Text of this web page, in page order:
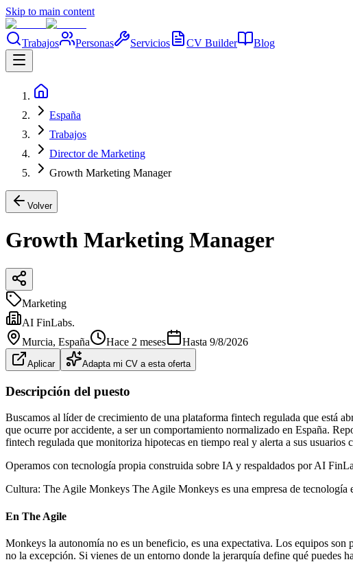
Skip to main content
Trabajos Personas Servicios CV Builder Blog
España
Trabajos
Director de Marketing
Growth Marketing Manager
Volver
Growth Marketing Manager
Marketing
AI FinLabs.
Murcia, España Hace 2 meses Hasta 9/8/2026
Aplicar Adapta mi CV a esta oferta
Descripción del puesto
Buscamos al líder de crecimiento de una plataforma fintech regulada que está
que ocurre por accidente, a ser un comportamiento normalizado en España.
fintech regulada que monitoriza hipotecas en tiempo real y alerta a sus
Operamos con tecnología propia construida sobre IA y respaldados por AI
Cultura: The Agile Monkeys The Agile Monkeys es una empresa de
En The Agile
Monkeys la autonomía no es un beneficio, es una expectativa. Los equipos son
no la excepción. Si vienes de un entorno donde la jerarquía define qué puedes